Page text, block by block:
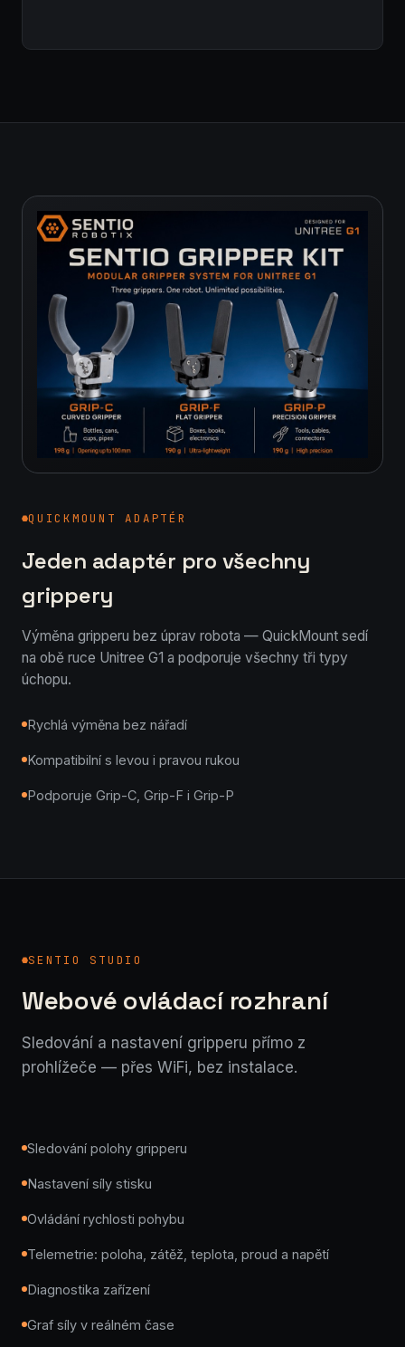
QUICKMOUNT ADAPTÉR
Jeden adaptér pro všechny
grippery
Výměna gripperu bez úprav robota — QuickMount sedí
na obě ruce Unitree G1 a podporuje všechny tři typy
úchopu.
Rychlá výměna bez nářadí
Kompatibilní s levou i pravou rukou
Podporuje Grip-C, Grip-F i Grip-P
SENTIO STUDIO
Webové ovládací rozhraní
Sledování a nastavení gripperu přímo z
prohlížeče — přes WiFi, bez instalace.
Sledování polohy gripperu
Nastavení síly stisku
Ovládání rychlosti pohybu
Telemetrie: poloha, zátěž, teplota, proud a napětí
Diagnostika zařízení
Graf síly v reálném čase